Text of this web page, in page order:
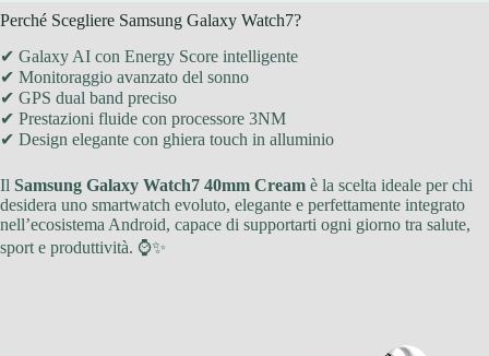
Perché Scegliere Samsung Galaxy Watch7?
✔ Galaxy AI con Energy Score intelligente
✔ Monitoraggio avanzato del sonno
✔ GPS dual band preciso
✔ Prestazioni fluide con processore 3NM
✔ Design elegante con ghiera touch in alluminio
Il Samsung Galaxy Watch7 40mm Cream è la scelta ideale per chi
desidera uno smartwatch evoluto, elegante e perfettamente integrato
nell’ecosistema Android, capace di supportarti ogni giorno tra salute,
sport e produttività. ⌚✨